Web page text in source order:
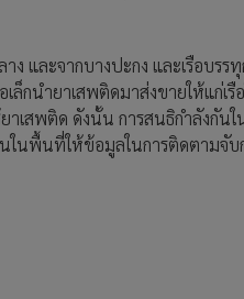
ง และจากบางปะกง และเรือบรร
ล็กนำยาเสพติดมาส่งขายให้แก่เรื
าเสพติด ดังนั้น การสนธิกำลังกันใ
ในพื้นที่ให้ข้อมูลในการติดตามจับ